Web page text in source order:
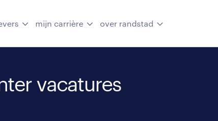
mijn carrière over randstad
vacatures